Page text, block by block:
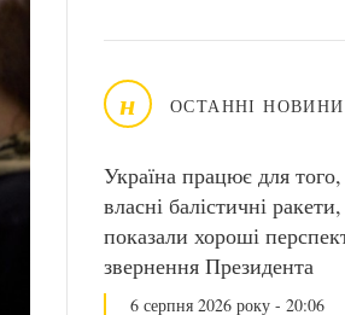
н ОСТАННІ НОВИНИ
Україна працює для
власні балістичні
показали хороші
звернення Президента
6 серпня 2026 року - 20:06